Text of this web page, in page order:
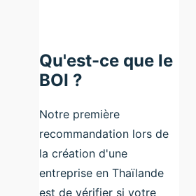
Qu'est-ce que le
BOI ?
Notre première
recommandation lors de
la création d'une
entreprise en Thaïlande
est de vérifier si votre